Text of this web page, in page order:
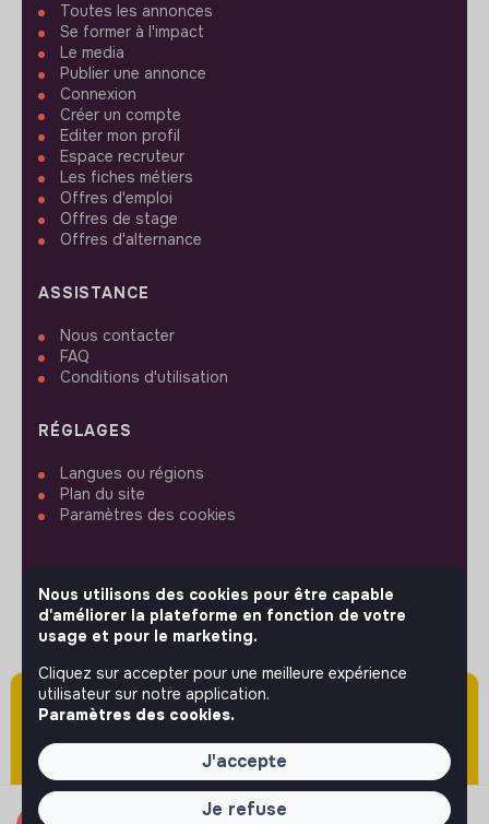
Attention cette annonce a été publiée il y a
plus de 60 jours (le 01/06/2026) et est sans
doute expirée ou non mise à jour.
Toutes les annonces
Se former à l'impact
Le media
Publier une annonce
Connexion
Créer un compte
Editer mon profil
Espace recruteur
Les fiches métiers
Offres d'emploi
Offres de stage
Offres d'alternance
ASSISTANCE
Nous contacter
FAQ
Conditions d'utilisation
RÉGLAGES
Langues ou régions
Plan du site
Paramètres des cookies
SUIVEZ-NOUS
© 2026 jobs that makesense.
Nous utilisons des cookies pour être capable
d'améliorer la plateforme en fonction de votre
usage et pour le marketing.
Cliquez sur accepter pour une meilleure expérience
utilisateur sur notre application.
Paramètres des cookies.
J'accepte
Je refuse